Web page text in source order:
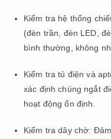
Kiểm tra hệ thống
(đèn trần, đèn LED,
bình thường, không
Kiểm tra tủ điện và
xác định chúng ngắt
hoạt động ổn định.
Kiểm tra dây chờ: